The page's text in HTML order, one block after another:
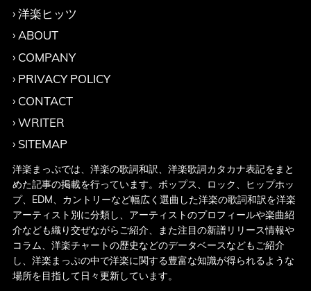
洋楽ヒッツ
ABOUT
COMPANY
PRIVACY POLICY
CONTACT
WRITER
SITEMAP
洋楽まっぷでは、洋楽の歌詞和訳、洋楽歌詞カタカナ表記をまと
めた記事の掲載を行っています。ポップス、ロック、ヒップホッ
プ、EDM、カントリーなど幅広く選曲した洋楽の歌詞和訳を洋楽
アーティスト別に分類し、アーティストのプロフィールや楽曲紹
介なども織り交ぜながらご紹介、また注目の新譜リリース情報や
コラム、洋楽チャートの歴史などのデータベースなどもご紹介
し、洋楽まっぷの中で洋楽に関する豊富な知識が得られるような
場所を目指して日々更新しています。